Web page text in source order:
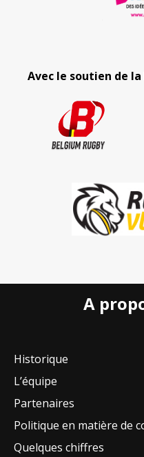
Avec le soutien de
A
Historique
L’équipe
Partenaires
Politique en matière de
Quelques chiffres